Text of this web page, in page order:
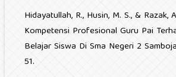
Hidayatullah, R., Husin, M. S., & Razak,
Kompetensi Profesional Guru Pai
Belajar Siswa Di Sma Negeri 2
51.